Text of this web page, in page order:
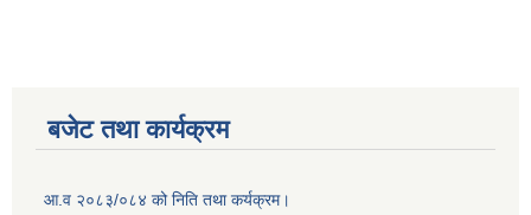
बजेट तथा कार्यक्रम
आ.व २०८३/०८४ को निति तथा कर्यक्रम।